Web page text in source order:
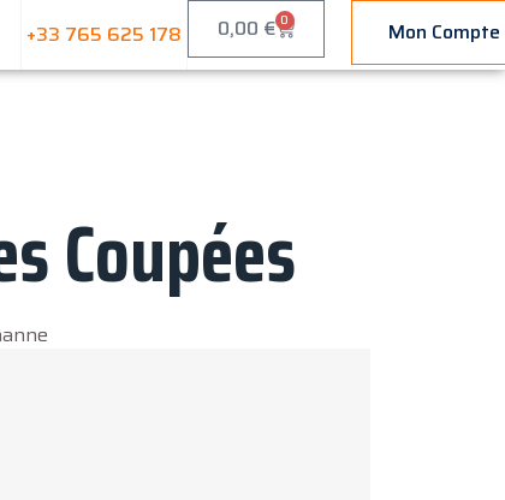
+33 765 625 178 0,00 € 0 Mon Compte
Coupées